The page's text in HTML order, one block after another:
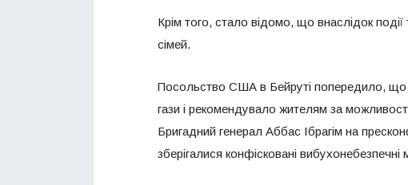
Крім того, стало відомо, що внаслідок події
сімей.
Посольство США в Бейруті попередило, що
гази і рекомендувало жителям за
Бригадний генерал Аббас Ібрагім на
зберігалися конфісковані